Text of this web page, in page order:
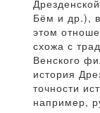
Бём и др.),
этом
схожа с
Венского
история
точности
например,